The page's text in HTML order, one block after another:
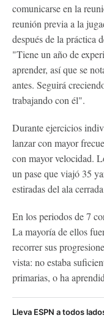
comunicarse en la
reunión previa a la
después de la práctica
"Tiene un año de
aprender, así que se
antes. Seguirá
trabajando con él".
Durante ejercicios
lanzar con mayor
con mayor velocidad.
un pase que viajó 35
estiradas del ala cerrada
En los periodos de 7
La mayoría de ellos
recorrer sus
vista: no estaba
primarias, o ha
Lleva ESPN a todos